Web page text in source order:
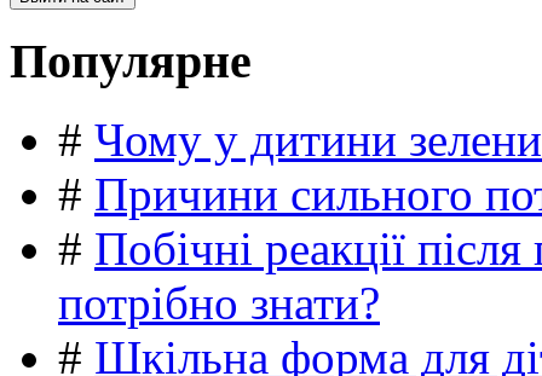
Популярне
# Чому у дитини
# Причини сильного
# Побічні реакції
потрібно знати?
# Шкільна форма для